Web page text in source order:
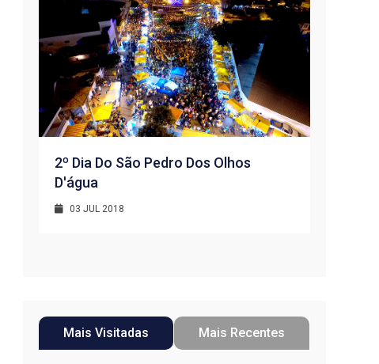
2º Dia Do São Pedro Dos Olhos
D'água
03 JUL 2018
Mais Visitadas Mais Recentes